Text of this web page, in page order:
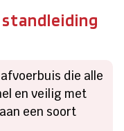
die alle
en veilig met
een soort